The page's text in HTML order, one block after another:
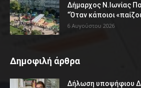
Δήμαρχος Ν.Ιωνίας
“Όταν κάποιοι
6 Αυγούστου 2026
Δημοφιλή άρθρα
Δήλωση υποψήφιου